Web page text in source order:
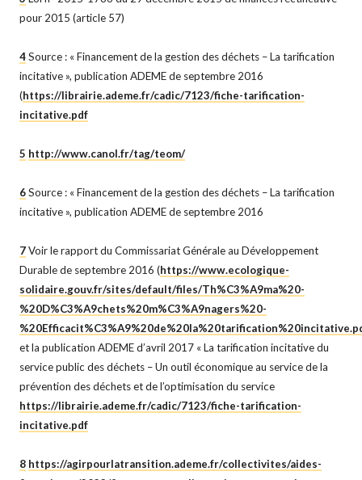
pour 2015 (article 57)
4Source : « Financement de la gestion des déchets – La tarification
incitative », publication ADEME de septembre 2016
(https://librairie.ademe.fr/cadic/7123/fiche-tarification-
incitative.pdf
5 http://www.canol.fr/tag/teom/
6Source : « Financement de la gestion des déchets – La tarification
incitative », publication ADEME de septembre 2016
7Voir le rapport du Commissariat Générale au Développement
Durable de septembre 2016 (https://www.ecologique-
solidaire.gouv.fr/sites/default/files/Th%C3%A9ma%20-
%20D%C3%A9chets%20m%C3%A9nagers%20-
et la publication ADEME d’avril 2017 « La tarification incitative du
service public des déchets – Un outil économique au service de la
prévention des déchets et de l’optimisation du service
https://librairie.ademe.fr/cadic/7123/fiche-tarification-
incitative.pdf
8 https://agirpourlatransition.ademe.fr/collectivites/aides-